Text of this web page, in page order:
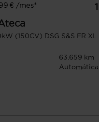
€ /mes*
(150CV) DSG S&S FR XL
63.659 km
Automática